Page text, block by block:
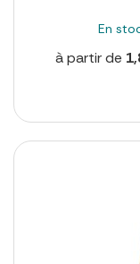
En
à partir de